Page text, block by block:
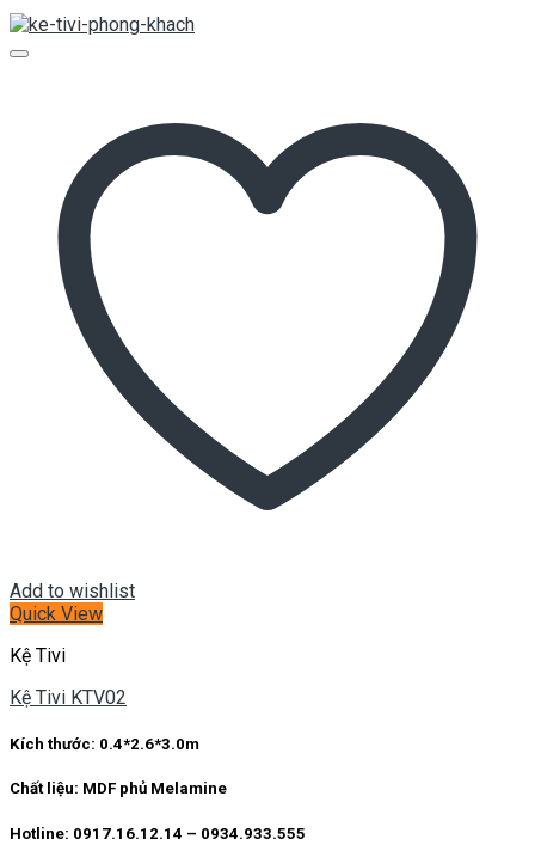
Add to wishlist
Quick View
Kệ Tivi
Kệ Tivi KTV02
Kích thước: 0.4*2.6*3.0m
Chất liệu: MDF phủ Melamine
Hotline: 0917.16.12.14 – 0934.933.555